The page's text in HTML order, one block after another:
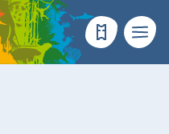
TicketsMenu